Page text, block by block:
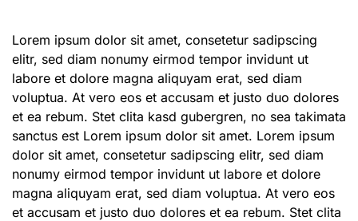
Lorem ipsum dolor sit amet, consetetur sadipscing
elitr, sed diam nonumy eirmod tempor invidunt ut
labore et dolore magna aliquyam erat, sed diam
voluptua. At vero eos et accusam et justo duo dolores
et ea rebum. Stet clita kasd gubergren, no sea takimata
sanctus est Lorem ipsum dolor sit amet. Lorem ipsum
dolor sit amet, consetetur sadipscing elitr, sed diam
nonumy eirmod tempor invidunt ut labore et dolore
magna aliquyam erat, sed diam voluptua. At vero eos
et accusam et justo duo dolores et ea rebum. Stet clita